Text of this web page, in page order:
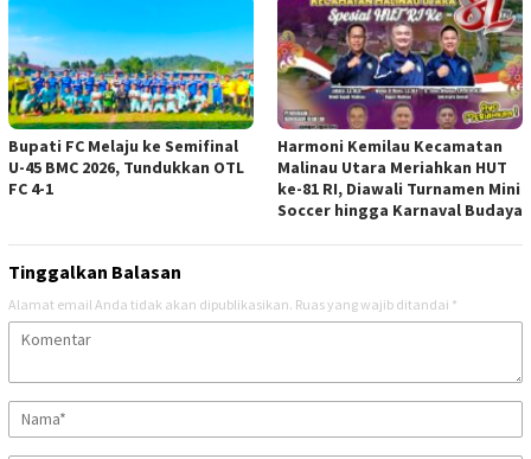
Bupati FC Melaju ke Semifinal
U-45 BMC 2026, Tundukkan OTL
FC 4-1
Harmoni Kemilau Kecamatan
Malinau Utara Meriahkan HUT
ke-81 RI, Diawali Turnamen Mini
Soccer hingga Karnaval Budaya
Tinggalkan Balasan
Alamat email Anda tidak akan dipublikasikan. Ruas yang wajib ditandai *